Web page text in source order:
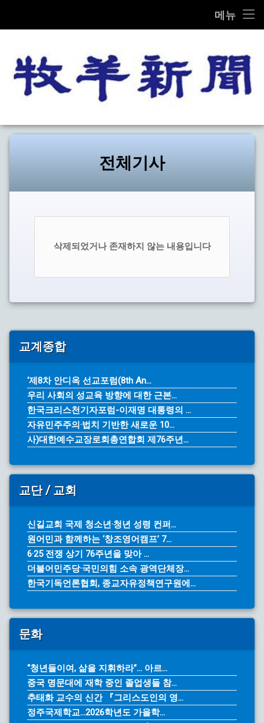
메뉴
교계종합
교단/교회
설교/칼럼 목양
전체기사
삭제되었거나 존재하지 않는 내용입니다
교계종합
‘제8차 안디옥 선교포럼(8th An...
우리 사회의 성교육 방향에 대한 근본...
한국크리스천기자포럼-이재명 대통령의 ...
자유민주주의·법치 기반한 새로운 10...
사)대한예수교장로회총연합회 제76주년...
교단 / 교회
신길교회 국제 청소년·청년 성령 컨퍼...
원어민과 함께하는 ‘창조영어캠프’ 7...
6·25 전쟁 상기 76주년을 맞아 ...
더불어민주당·국민의힘 소속 광역단체장...
한국기독언론협회, 종교자유정책연구원에...
문화
“청년들이여, 삶을 지휘하라”… 아르...
중국 명문대에 재학 중인 졸업생들 참...
추태화 교수의 신간 『그리스도인의 영...
정주국제학교...2026학년도 가을학...